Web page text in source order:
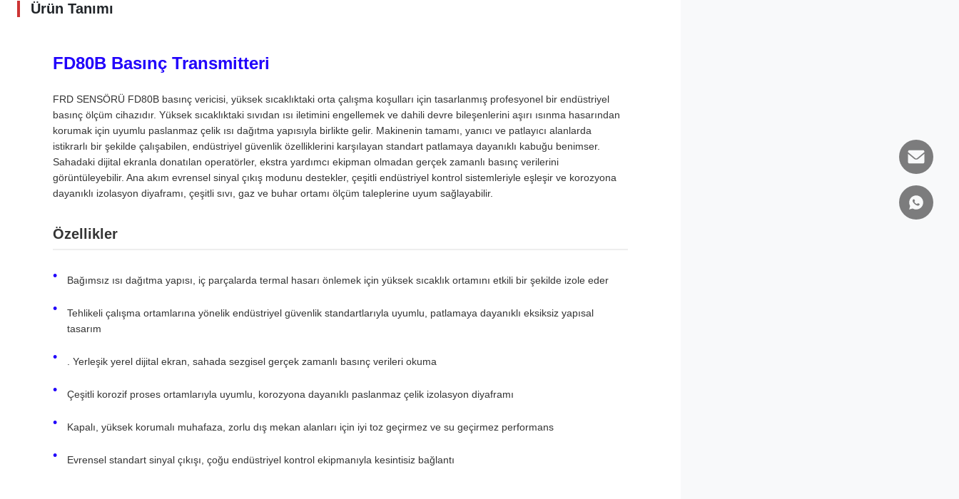
Ürün Tanımı
FD80B Basınç Transmitteri
FRD SENSÖRÜ FD80B basınç vericisi, yüksek sıcaklıktaki orta çalışma koşulları için tasarlanmış profesyonel bir endüstriyel
basınç ölçüm cihazıdır. Yüksek sıcaklıktaki sıvıdan ısı iletimini engellemek ve dahili devre bileşenlerini aşırı ısınma hasarından
korumak için uyumlu paslanmaz çelik ısı dağıtma yapısıyla birlikte gelir. Makinenin tamamı, yanıcı ve patlayıcı alanlarda
istikrarlı bir şekilde çalışabilen, endüstriyel güvenlik özelliklerini karşılayan standart patlamaya dayanıklı kabuğu benimser.
Sahadaki dijital ekranla donatılan operatörler, ekstra yardımcı ekipman olmadan gerçek zamanlı basınç verilerini
görüntüleyebilir. Ana akım evrensel sinyal çıkış modunu destekler, çeşitli endüstriyel kontrol sistemleriyle eşleşir ve korozyona
dayanıklı izolasyon diyaframı, çeşitli sıvı, gaz ve buhar ortamı ölçüm taleplerine uyum sağlayabilir.
Özellikler
Bağımsız ısı dağıtma yapısı, iç parçalarda termal hasarı önlemek için yüksek sıcaklık ortamını etkili bir şekilde izole eder
Tehlikeli çalışma ortamlarına yönelik endüstriyel güvenlik standartlarıyla uyumlu, patlamaya dayanıklı eksiksiz yapısal
tasarım
. Yerleşik yerel dijital ekran, sahada sezgisel gerçek zamanlı basınç verileri okuma
Çeşitli korozif proses ortamlarıyla uyumlu, korozyona dayanıklı paslanmaz çelik izolasyon diyaframı
Kapalı, yüksek korumalı muhafaza, zorlu dış mekan alanları için iyi toz geçirmez ve su geçirmez performans
Evrensel standart sinyal çıkışı, çoğu endüstriyel kontrol ekipmanıyla kesintisiz bağlantı